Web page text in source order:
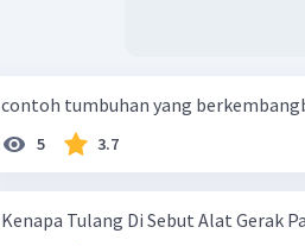
contoh tumbuhan yang
5 3.7
Kenapa Tulang Di Sebut Alat Gerak